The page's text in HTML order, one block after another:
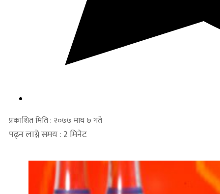
प्रकाशित मिति : २०७७ माघ ७ गते
पढ्न लाग्ने समय : 2 मिनेट